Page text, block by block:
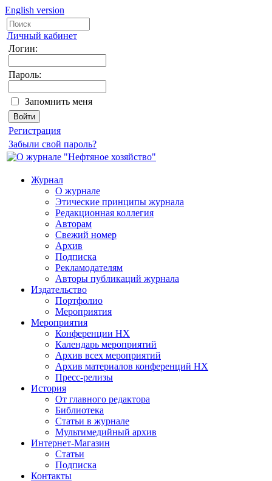
English version
Личный кабинет
Логин:
Пароль:
Запомнить меня
Регистрация
Забыли свой пароль?
Журнал
О журнале
Этические принципы журнала
Редакционная коллегия
Авторам
Свежий номер
Архив
Подписка
Рекламодателям
Авторы публикаций журнала
Издательство
Портфолио
Мероприятия
Мероприятия
Конференции НХ
Календарь мероприятий
Архив всех мероприятий
Архив материалов конференций НХ
Пресс-релизы
История
От главного редактора
Библиотека
Статьи в журнале
Мультимедийный архив
Интернет-Магазин
Статьи
Подписка
Контакты